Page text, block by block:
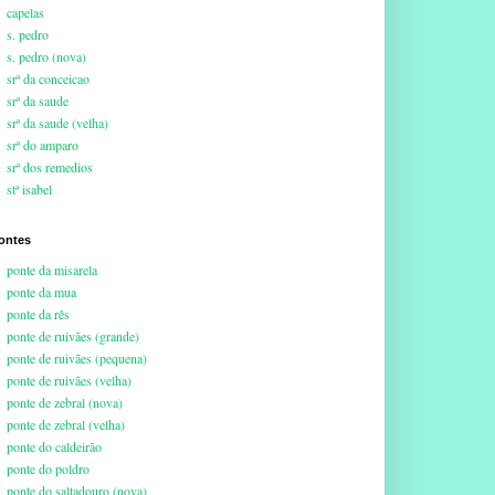
capelas
s. pedro
s. pedro (nova)
srª da conceicao
srª da saude
srª da saude (velha)
srª do amparo
srª dos remedios
stª isabel
ponte da misarela
ponte da mua
ponte da rês
ponte de ruivães (grande)
ponte de ruivães (pequena)
ponte de ruivães (velha)
ponte de zebral (nova)
ponte de zebral (velha)
ponte do caldeirão
ponte do poldro
ponte do saltadouro (nova)